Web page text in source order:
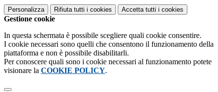
Personalizza Rifiuta tutti i cookies Accetta tutti i cookies
Gestione cookie
In questa schermata è possibile scegliere quali cookie consentire.
I cookie necessari sono quelli che consentono il funzionamento della
piattaforma e non è possibile disabilitarli.
Per conoscere quali sono i cookie necessari al funzionamento potete
visionare la COOKIE POLICY.